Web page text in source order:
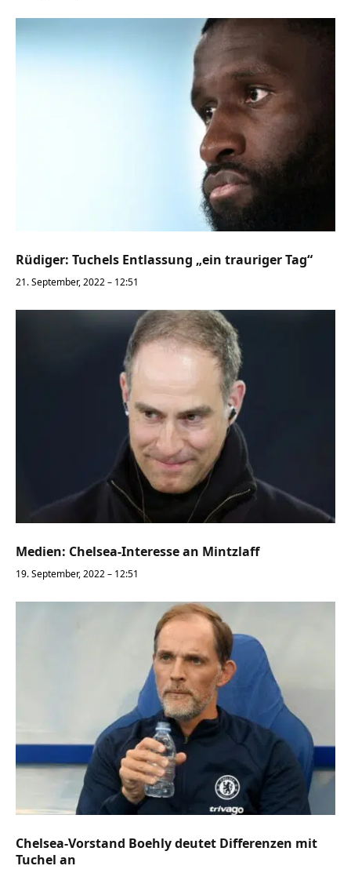
Rüdiger: Tuchels Entlassung „ein trauriger Tag“
21. September, 2022 – 12:51
Medien: Chelsea-Interesse an Mintzlaff
19. September, 2022 – 12:51
Chelsea-Vorstand Boehly deutet Differenzen mit
Tuchel an